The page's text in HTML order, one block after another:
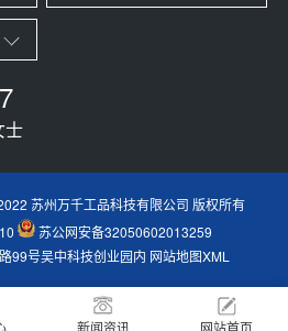
士
苏州万千工品科技有限公司 版权所有
苏公网安备32050602013259
99号吴中科技创业园内 网站地图XML
新闻资讯 网站首页